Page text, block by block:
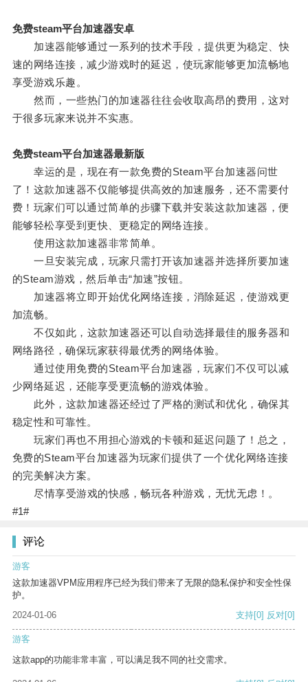
免费steam平台加速器安卓
加速器能够通过一系列的技术手段，提供更为稳定、快
速的网络连接，减少游戏时的延迟，使玩家能够更加流畅地
享受游戏乐趣。
然而，一些热门的加速器往往会收取高昂的费用，这对
于很多玩家来说并不实惠。
免费steam平台加速器最新版
幸运的是，现在有一款免费的Steam平台加速器问世
了！这款加速器不仅能够提供高效的加速服务，还不需要付
费！玩家们可以通过简单的步骤下载并安装这款加速器，便
能够轻松享受到更快、更稳定的网络连接。
使用这款加速器非常简单。
一旦安装完成，玩家只需打开该加速器并选择所要加速
的Steam游戏，然后单击“加速”按钮。
加速器将立即开始优化网络连接，消除延迟，使游戏更
加流畅。
不仅如此，这款加速器还可以自动选择最佳的服务器和
网络路径，确保玩家获得最优秀的网络体验。
通过使用免费的Steam平台加速器，玩家们不仅可以减
少网络延迟，还能享受更流畅的游戏体验。
此外，这款加速器还经过了严格的测试和优化，确保其
稳定性和可靠性。
玩家们再也不用担心游戏的卡顿和延迟问题了！总之，
免费的Steam平台加速器为玩家们提供了一个优化网络连接
的完美解决方案。
尽情享受游戏的快感，畅玩各种游戏，无忧无虑！。
#1#
评论
游客
这款加速器VPM应用程序已经为我们带来了无限的隐私保护和安全性保
护。
2024-01-06
支持[0] 反对[0]
游客
这款app的功能非常丰富，可以满足我不同的社交需求。